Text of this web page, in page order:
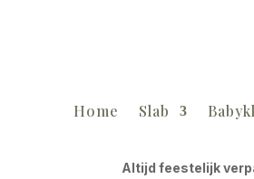
Home Slab
Altijd feestelijk